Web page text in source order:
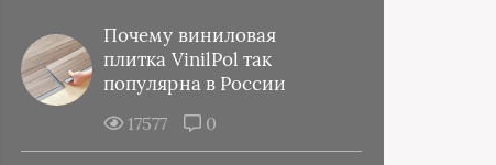
Почему виниловая
плитка VinilPol так
популярна в России
17577 0